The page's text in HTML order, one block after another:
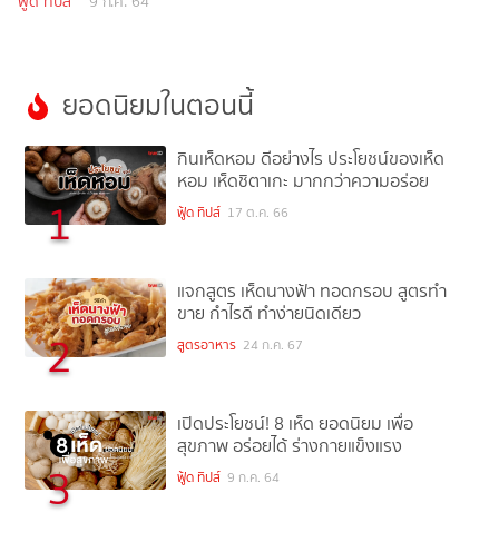
ยอดนิยมในตอนนี้
1
กินเห็ดหอม ดีอย่างไร ประโยชน์ของเห็ด
หอม เห็ดชิตาเกะ มากกว่าความอร่อย
ฟู้ด ทิปส์ 17 ต.ค. 66
2
แจกสูตร เห็ดนางฟ้า ทอดกรอบ สูตรทำ
ขาย กำไรดี ทำง่ายนิดเดียว
สูตรอาหาร 24 ก.ค. 67
3
เปิดประโยชน์! 8 เห็ด ยอดนิยม เพื่อ
สุขภาพ อร่อยได้ ร่างกายแข็งแรง
ฟู้ด ทิปส์ 9 ก.ค. 64